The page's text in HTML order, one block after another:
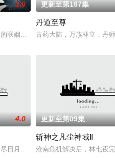
意外觉醒神力，被选中成为神秘至
1.0
联姻，太玄楼刺客江元与九璇宗圣
更新至第187集
丹道至尊
古药大陆，万族林立，丹
伴们一边为救治师父森木宇冲击仙
4.0
日月星辰，弹指间天翻地覆。群雄
更新至第09集
斩神之凡尘神域Ⅱ
沧南危机解决后，林七夜